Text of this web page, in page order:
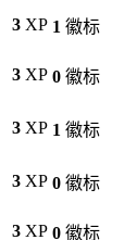
3 XP 1 徽标
3 XP 0 徽标
3 XP 1 徽标
3 XP 0 徽标
3 XP 0 徽标